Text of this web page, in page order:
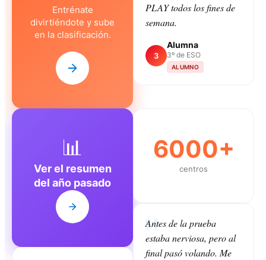
Entrénate
divirtiéndote y sube
en la clasificación.
PLAY todos los fines de
semana.
3
Alumna
3º de ESO
ALUMNO
📊
Ver el resumen
del año pasado
6000+
centros
Antes de la prueba
estaba nerviosa, pero al
final pasó volando. Me